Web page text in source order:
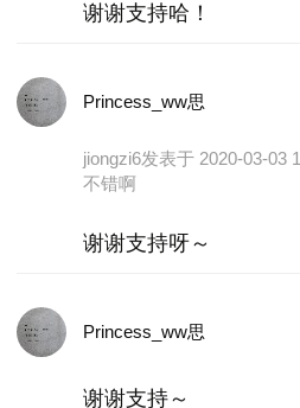
-- 拿纸做七巧板，拼各种各样
有的珠子从里面掉进去，就
-- 用沙发靠背来搭小房子&小
谢谢支持哈！
Princess_ww思
jiongzi6发表于 2020-03-03
不错啊
谢谢支持呀～
Princess_ww思
谢谢支持～